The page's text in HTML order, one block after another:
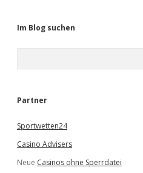
Im Blog suchen
e
Partner
Sportwetten24
Casino Advisers
Neue Casinos ohne Sperrdatei